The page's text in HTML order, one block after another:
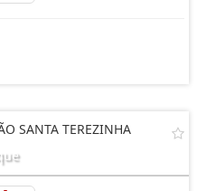
SANTA TEREZINHA